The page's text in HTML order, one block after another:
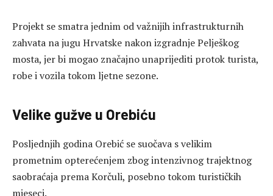
Projekt se smatra jednim od važnijih infrastrukturnih
zahvata na jugu Hrvatske nakon izgradnje Pelješkog
mosta, jer bi mogao značajno unaprijediti protok turista,
robe i vozila tokom ljetne sezone.
Velike gužve u Orebiću
Posljednjih godina Orebić se suočava s velikim
prometnim opterećenjem zbog intenzivnog trajektnog
saobraćaja prema Korčuli, posebno tokom turističkih
mjeseci.